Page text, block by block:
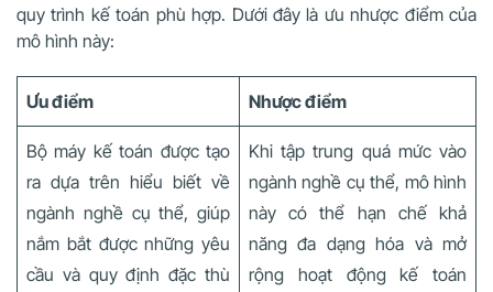
quy trình kế toán phù hợp. Dưới đây là ưu nhược điểm của
mô hình này:
Ưu điểm Nhược điểm
Bộ máy kế toán được tạo
ra dựa trên hiểu biết về
ngành nghề cụ thể, giúp
nắm bắt được những yêu
cầu và quy định đặc thù
Khi tập trung quá mức vào
ngành nghề cụ thể, mô hình
này có thể hạn chế khả
năng đa dạng hóa và mở
rộng hoạt động kế toán